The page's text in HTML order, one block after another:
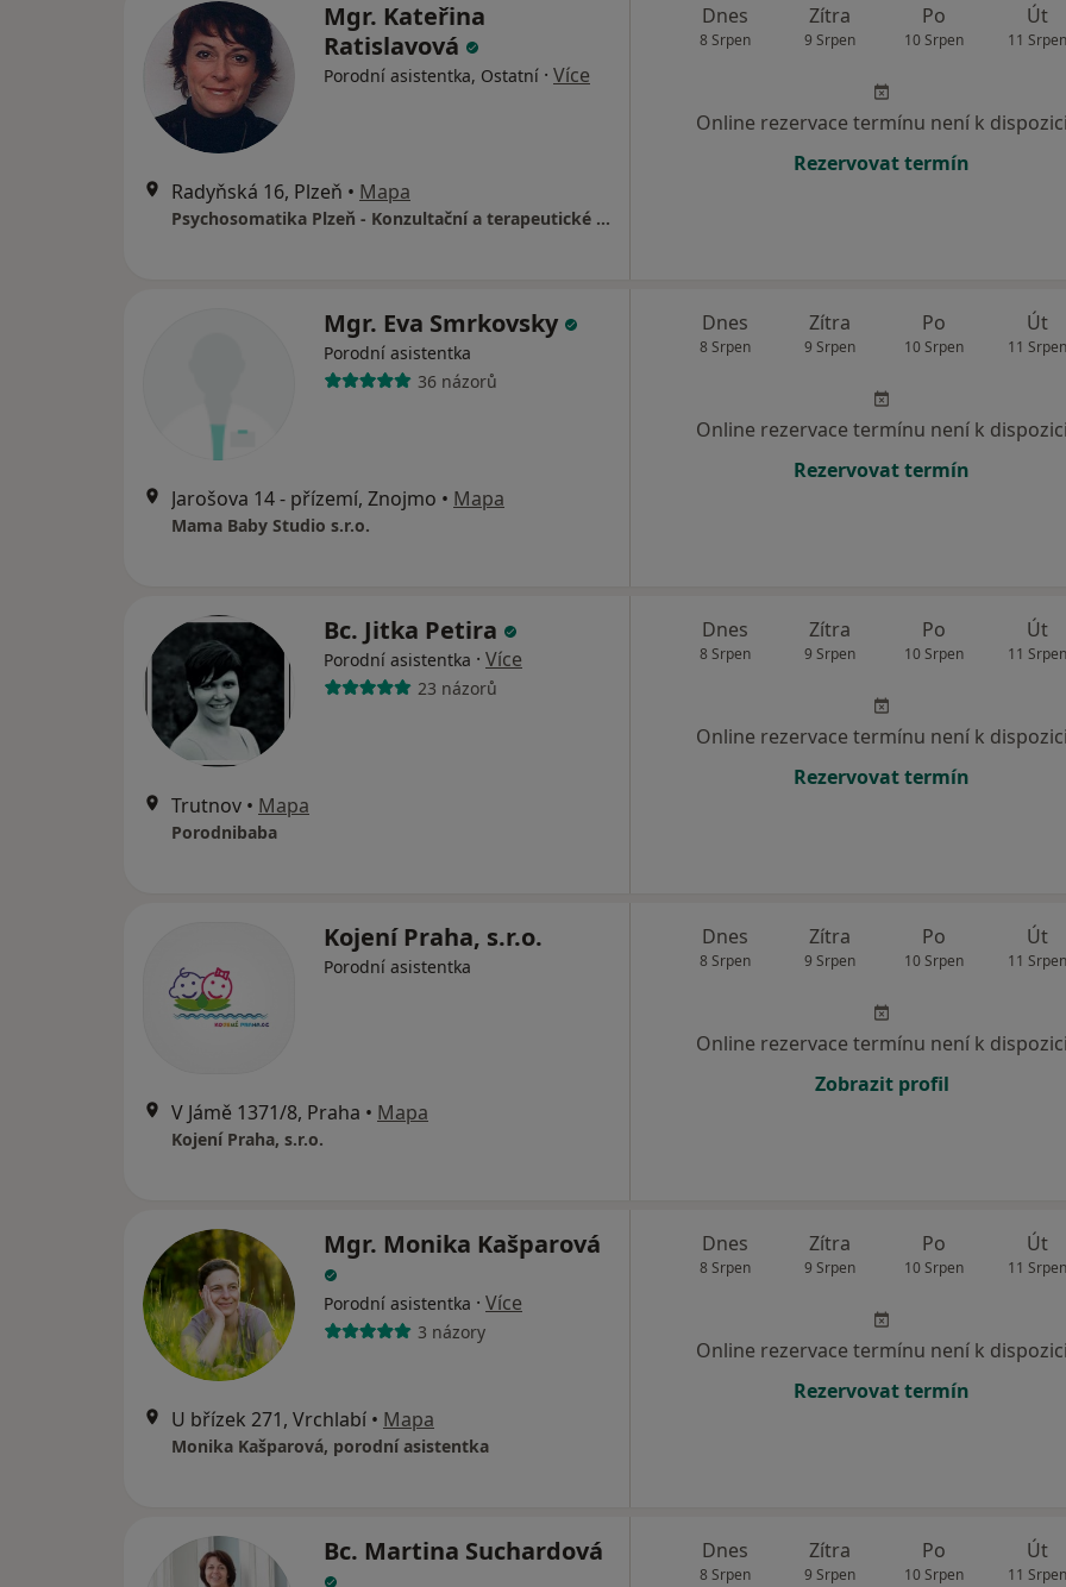
Mgr. Kateřina
Ratislavová
Porodní asistentka, Ostatní · Více
Radyňská 16, Plzeň • Mapa
Psychosomatika Plzeň - Konzultační a terapeutické centrum
Dnes
8 Srpen
Zítra
9 Srpen
Po
10 Srpen
Út
11 Srpen
Online rezervace termínu není k dispozici
Rezervovat termín
Mgr. Eva Smrkovsky
Porodní asistentka
36 názorů
Jarošova 14 - přízemí, Znojmo • Mapa
Mama Baby Studio s.r.o.
Dnes
8 Srpen
Zítra
9 Srpen
Po
10 Srpen
Út
11 Srpen
Online rezervace termínu není k dispozici
Rezervovat termín
Bc. Jitka Petira
Porodní asistentka · Více
23 názorů
Trutnov • Mapa
Porodnibaba
Dnes
8 Srpen
Zítra
9 Srpen
Po
10 Srpen
Út
11 Srpen
Online rezervace termínu není k dispozici
Rezervovat termín
Kojení Praha, s.r.o.
Porodní asistentka
V Jámě 1371/8, Praha • Mapa
Kojení Praha, s.r.o.
Dnes
8 Srpen
Zítra
9 Srpen
Po
10 Srpen
Út
11 Srpen
Online rezervace termínu není k dispozici
Zobrazit profil
Mgr. Monika Kašparová
Porodní asistentka · Více
3 názory
U břízek 271, Vrchlabí • Mapa
Monika Kašparová, porodní asistentka
Dnes
8 Srpen
Zítra
9 Srpen
Po
10 Srpen
Út
11 Srpen
Online rezervace termínu není k dispozici
Rezervovat termín
Bc. Martina Suchardová Dnes
8 Srpen
Zítra
9 Srpen
Po
10 Srpen
Út
11 Srpen